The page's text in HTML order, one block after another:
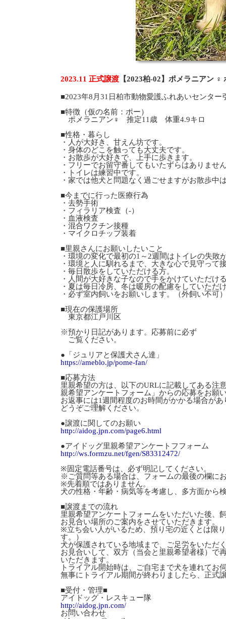
2023.11 正式譲渡 【2023柏-02】ポメラニアン
■2023年8月31日柏市動物愛護ふれあいセンター
■特徴（仮の名前：ポー）
ポメラニアン♀ 推定11歳 体重4.9キロ
■性格・暮らし
・人が大好き、甘えん坊です。
・身体のどこを触っても大丈夫です。
・お散歩が大好きで、上手に歩きます。
・フリーでお留守番してもいたずらはありませ
・トイレは練習中です。
・家では他犬と問題なく過ごせますがお散歩中
■今までに行った医療行為
・去勢手術
・フィラリア検査（-）
・血液検査
・混合ワクチン接種
・マイクロチップ装着
■里親さんにお願いしたいこと
・環境の変化で最初の1～2週間はトイレの失
・環境と人に馴れるまで、大きな心で見守って
・毎日散歩をしていただける方。
・人間が大好きな子なので手をかけていただけ
・夏は毎日冷房、冬は暖房の配慮をしていただ
・必ず室内飼いをお願いします。（外飼い不可
■現在の保護場所
東京都江戸川区
※預かり日記があります。応募前に必ず
ご覧ください。
●「ジュリアと保護犬さん達」
https://ameblo.jp/pome-fan/
■応募方法
里親希望の方は、以下のURLに記載してある注
親希望アンケートフォーム」からの応募をお願
お返事には1週間程度のお時間がかかる場合があ
どうぞご理解ください。
●譲渡に関してのお願い
http://aidog.jpn.com/page6.html
●アイドッグ里親希望アンケートフフォーム
http://ws.formzu.net/fgen/S83312472/
※固定電話番号は、必ず明記してください。
※ご質問等ある場合は、フォームの最後の欄に
※先着順ではありません。
犬の性格・年齢・病気等を考慮し、多方面から
■譲渡までの流れ
里親希望アンケートフォームをいただいた後、
お見合い場所のご案内をさせていただきます。
※立ち会い人がいるため、預り宅の近くとは限
す。）
犬が保護されている地域まで、ご足労をいただ
お見合いして、双方（当会と里親希望者様）で
いただきます。
トライアル開始時は、ご自宅まで犬を連れてお
無事にトライアル期間が終わりましたら、正式
■受付・管理■
アイドッグ・レスキュー隊
http://aidog.jpn.com/
お問い合わせ